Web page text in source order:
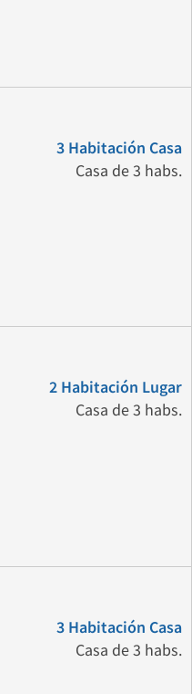
3 Habitación Casa
Casa de 3 habs.
2 Habitación Lugar
Casa de 3 habs.
3 Habitación Casa
Casa de 3 habs.